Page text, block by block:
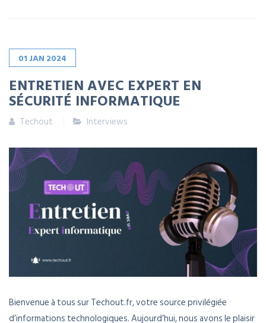
01 JAN 2024
ENTRETIEN AVEC EXPERT EN
SÉCURITÉ INFORMATIQUE
Techout Interviews
Bienvenue à tous sur Techout.fr, votre source privilégiée
d’informations technologiques. Aujourd’hui, nous avons le plaisir